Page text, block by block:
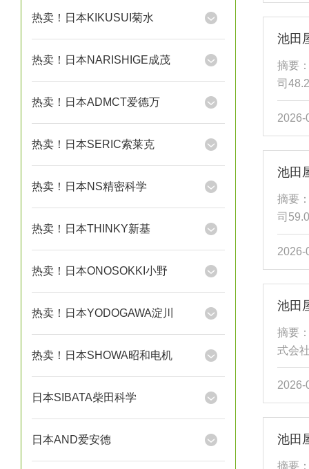
热卖！日本KIKUSUI菊水
热卖！日本NARISHIGE成茂
热卖！日本ADMCT爱德万
热卖！日本SERIC索莱克
热卖！日本NS精密科学
热卖！日本THINKY新基
热卖！日本ONOSOKKI小野
热卖！日本YODOGAWA淀川
热卖！日本SHOWA昭和电机
日本SIBATA柴田科学
日本AND爱安德
品工
（
备提
医疗
摘要
司
品采
视位
率低
高烘
化隔
全金
2026-
摘要
司
术，
精确
泄漏
CF-R
远程
2026-
摘要
式会
产品
盖
适用
封材
结构
2026-
摘要